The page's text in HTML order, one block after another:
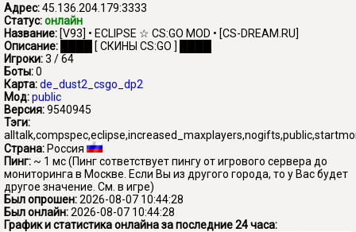
Адрес:45.136.204.179:3333
Статус:онлайн
Название: [V93] • ECLIPSE ☆ CS:GO MOD • [CS-DREAM.RU]
Описание: ████ [ СКИНЫ CS:GO ] ████
Игроки:3 / 64
Боты:0
Карта:de_dust2_csgo_dp2
Мод:public
Версия:9540945
Тэги:
Страна: Россия
Пинг: ~ 1 мс(Пинг сответствует пингу от игрового сервера до
мониторинга в Москве. Если Вы из другого города, то у Вас будет
другое значение. См. в игре)
Был опрошен:2026-08-07 10:44:28
Был онлайн:2026-08-07 10:44:28
График и статистика онлайна за последние 24 часа: